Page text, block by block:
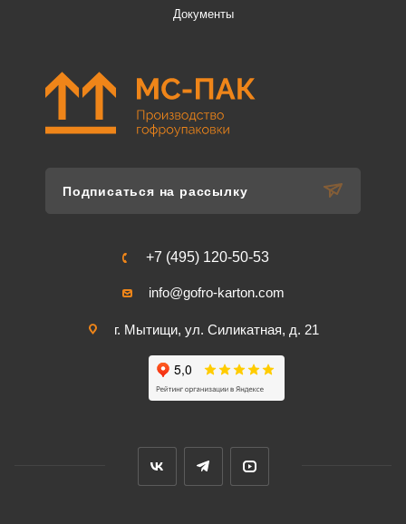
Документы
Подписаться на рассылку
+7 (495) 120-50-53
info@gofro-karton.com
г. Мытищи, ул. Силикатная, д. 21